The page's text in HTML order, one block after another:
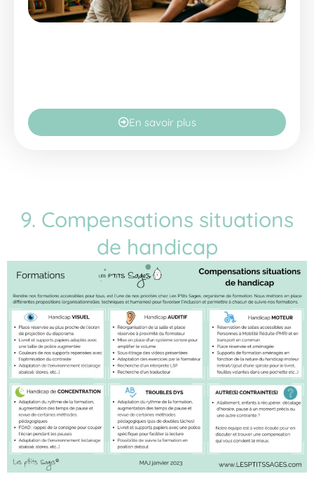
En savoir plus
9. Compensations situations
de handicap